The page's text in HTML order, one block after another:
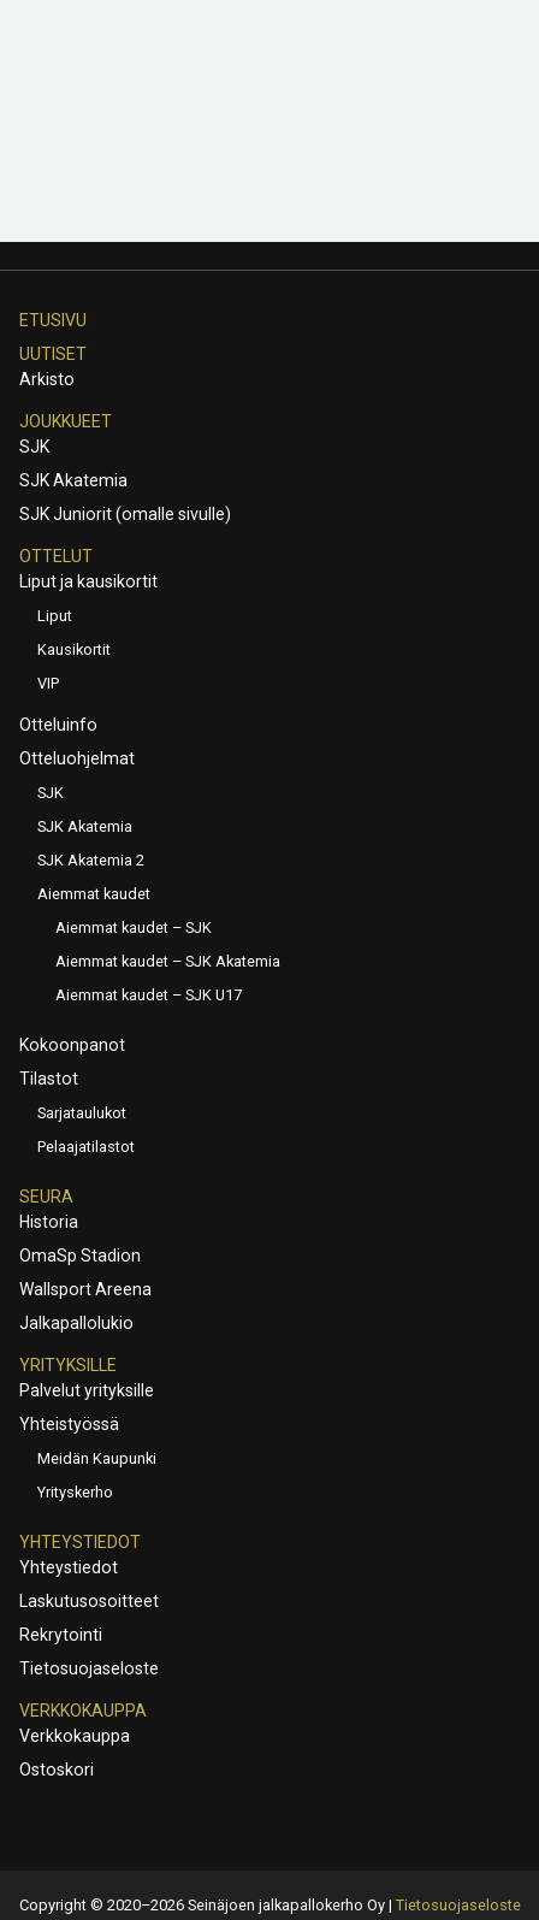
ETUSIVU
UUTISET
Arkisto
JOUKKUEET
SJK
SJK Akatemia
SJK Juniorit (omalle sivulle)
OTTELUT
Liput ja kausikortit
Liput
Kausikortit
VIP
Otteluinfo
Otteluohjelmat
SJK
SJK Akatemia
SJK Akatemia 2
Aiemmat kaudet
Aiemmat kaudet – SJK
Aiemmat kaudet – SJK Akatemia
Aiemmat kaudet – SJK U17
Kokoonpanot
Tilastot
Sarjataulukot
Pelaajatilastot
SEURA
Historia
OmaSp Stadion
Wallsport Areena
Jalkapallolukio
YRITYKSILLE
Palvelut yrityksille
Yhteistyössä
Meidän Kaupunki
Yrityskerho
YHTEYSTIEDOT
Yhteystiedot
Laskutusosoitteet
Rekrytointi
Tietosuojaseloste
VERKKOKAUPPA
Verkkokauppa
Ostoskori
Copyright © 2020–2026 Seinäjoen jalkapallokerho Oy | Tietosuojaseloste